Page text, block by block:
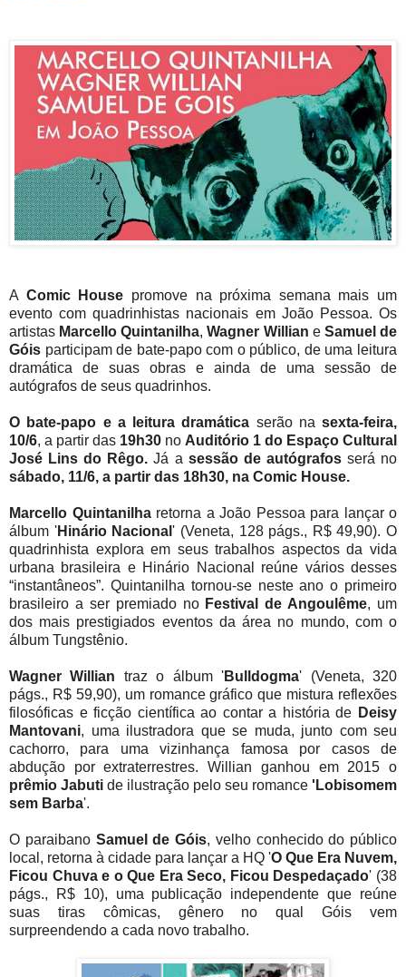
A Comic House promove na próxima semana mais um
evento com quadrinhistas nacionais em João Pessoa. Os
artistas Marcello Quintanilha,Wagner Willian e Samuel de
Góis participam de bate-papo com o público, de uma leitura
dramática de suas obras e ainda de uma sessão de
autógrafos de seus quadrinhos.
O bate-papo e a leitura dramática serão na sexta-feira,
10/6, a partir das 19h30 no Auditório 1 do Espaço Cultural
José Lins do Rêgo. Já a sessão de autógrafosserá no
sábado, 11/6, a partir das 18h30, na Comic House.
Marcello Quintanilharetorna a João Pessoa para lançar o
álbum 'Hinário Nacional' (Veneta, 128 págs., R$ 49,90). O
quadrinhista explora em seus trabalhos aspectos da vida
urbana brasileira e Hinário Nacional reúne vários desses
“instantâneos”. Quintanilha tornou-se neste ano o primeiro
brasileiro a ser premiado no Festival de Angoulême, um
dos mais prestigiados eventos da área no mundo, com o
álbum Tungstênio.
Wagner Willian traz o álbum 'Bulldogma' (Veneta, 320
págs., R$ 59,90), um romance gráfico que mistura reflexões
filosóficas e ficção científica ao contar a história de Deisy
Mantovani, uma ilustradora que se muda, junto com seu
cachorro, para uma vizinhança famosa por casos de
abdução por extraterrestres. Willian ganhou em 2015 o
prêmio Jabuti de ilustração pelo seu romance 'Lobisomem
sem Barba'.
O paraibano Samuel de Góis, velho conhecido do público
local, retorna à cidade para lançar a HQ 'O Que Era Nuvem,
Ficou Chuva e o Que Era Seco, Ficou Despedaçado' (38
págs., R$ 10), uma publicação independente que reúne
suas tiras cômicas, gênero no qual Góis vem
surpreendendo a cada novo trabalho.